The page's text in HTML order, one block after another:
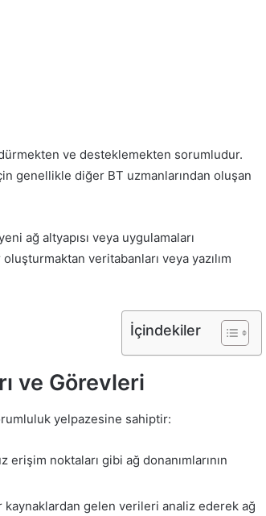
ve desteklemekten sorumludur.
genellikle diğer BT uzmanlarından oluşan
ağ altyapısı veya uygulamaları
veritabanları veya yazılım
İçindekiler
ve Görevleri
yelpazesine sahiptir:
noktaları gibi ağ donanımlarının
gelen verileri analiz ederek ağ